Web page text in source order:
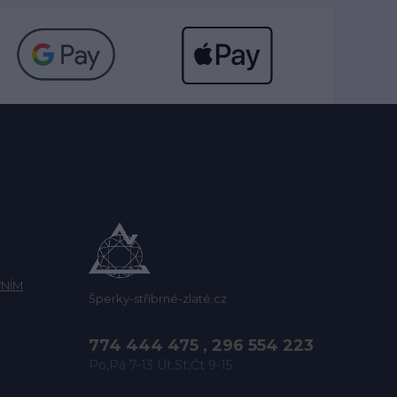
Šperky-stříbrné-zlaté.cz
774 444 475 , 296 554 223
Po,Pá 7-13 Út,St,Čt 9-15